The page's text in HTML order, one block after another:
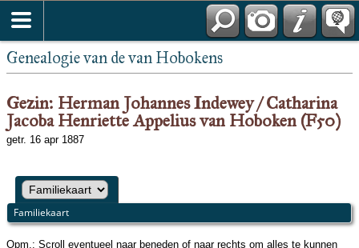
Genealogie van de van Hobokens
Gezin: Herman Johannes Indewey / Catharina
Jacoba Henriette Appelius van Hoboken (F50)
getr. 16 apr 1887
Familiekaart
Opm.: Scroll eventueel naar beneden of naar rechts om alles te kunnen